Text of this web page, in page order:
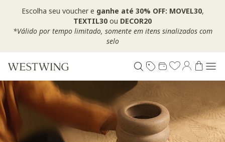
Escolha seu voucher e ganhe até 30% OFF: MOVEL30,
TEXTIL30 ou DECOR20
*Válido por tempo limitado, somente em itens sinalizados com
selo